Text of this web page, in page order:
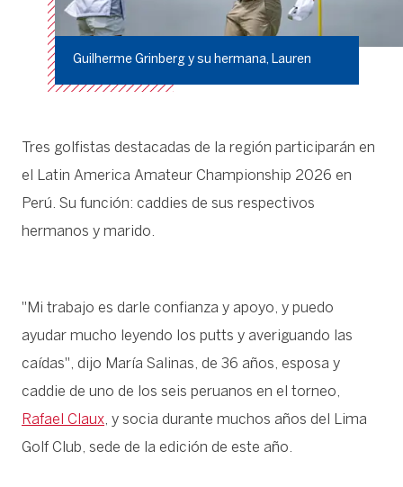
Guilherme Grinberg y su hermana, Lauren
Tres golfistas destacadas de la región participarán en
el Latin America Amateur Championship 2026 en
Perú. Su función: caddies de sus respectivos
hermanos y marido.
"Mi trabajo es darle confianza y apoyo, y puedo
ayudar mucho leyendo los putts y averiguando las
caídas", dijo María Salinas, de 36 años, esposa y
caddie de uno de los seis peruanos en el torneo,
Rafael Claux, y socia durante muchos años del Lima
Golf Club, sede de la edición de este año.